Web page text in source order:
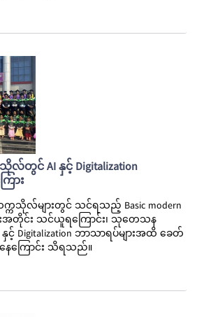
တွင် AI နှင့် Digitalization
ား
ကသိုလ်များတွင် သင်ရသည့် Basic modern
းအတိုင်း သင်ယူရကြောင်း၊ သုတေသန
နှင့် Digitalization ဘာသာရပ်များအထိ ခေတ်
ေကြောင်း သိရသည်။